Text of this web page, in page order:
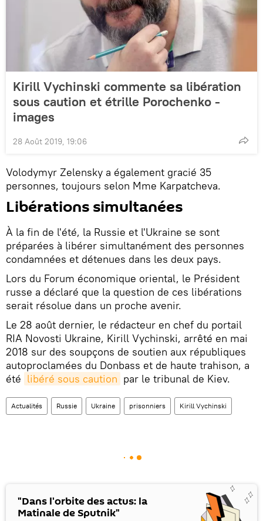
Kirill Vychinski commente sa libération
sous caution et étrille Porochenko -
images
28 Août 2019, 19:06
Volodymyr Zelensky a également gracié 35
personnes, toujours selon Mme Karpatcheva.
Libérations simultanées
À la fin de l'été, la Russie et l'Ukraine se sont
préparées à libérer simultanément des personnes
condamnées et détenues dans les deux pays.
Lors du Forum économique oriental, le Président
russe a déclaré que la question de ces libérations
serait résolue dans un proche avenir.
Le 28 août dernier, le rédacteur en chef du portail
RIA Novosti Ukraine, Kirill Vychinski, arrêté en mai
2018 sur des soupçons de soutien aux républiques
autoproclamées du Donbass et de haute trahison, a
été libéré sous caution par le tribunal de Kiev.
Actualités Russie Ukraine prisonniers Kirill Vychinski
"Dans l'orbite des actus: la
Matinale de Sputnik"